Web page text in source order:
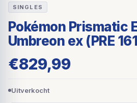
SINGLES
Pokémon Prismatic
Umbreon ex (PRE
€829,99
Uitverkocht